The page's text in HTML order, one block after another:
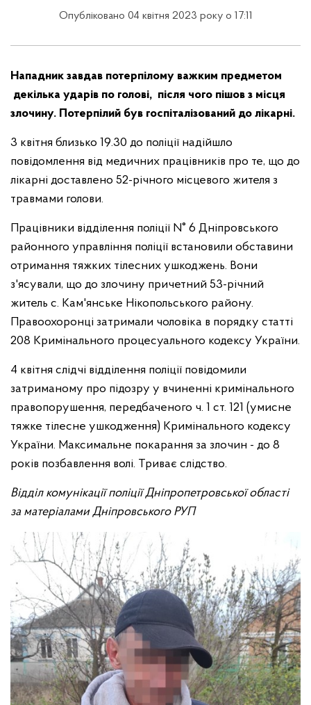
Опубліковано 04 квітня 2023 року о 17:11
Нападник завдав потерпілому важким предметом
декілька ударів по голові, після чого пішов з місця
злочину. Потерпілий був госпіталізований до лікарні.
3 квітня близько 19.30 до поліції надійшло
повідомлення від медичних працівників про те, що до
лікарні доставлено 52-річного місцевого жителя з
травмами голови.
Працівники відділення поліції N° 6 Дніпровського
районного управління поліції встановили обставини
отримання тяжких тілесних ушкоджень. Вони
з'ясували, що до злочину причетний 53-річний
житель с. Кам'янське Нікопольського району.
Правоохоронці затримали чоловіка в порядку статті
208 Кримінального процесуального кодексу України.
4 квітня слідчі відділення поліції повідомили
затриманому про підозру у вчиненні кримінального
правопорушення, передбаченого ч. 1 ст. 121 (умисне
тяжке тілесне ушкодження) Кримінального кодексу
України. Максимальне покарання за злочин - до 8
років позбавлення волі. Триває слідство.
Відділ комунікації поліції Дніпропетровської області
за матеріалами Дніпровського РУП